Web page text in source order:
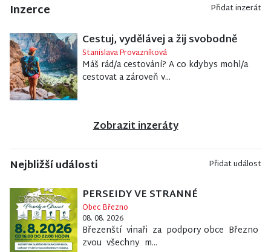
Inzerce Přidat inzerát
Cestuj, vydělávej a žij svobodně
Stanislava Provazníková
Máš rád/a cestování? A co kdybys mohl/a
cestovat a zároveň v...
Zobrazit inzeráty
Nejbližší události Přidat událost
PERSEIDY VE STRANNÉ
Obec Březno
08. 08. 2026
Březenští vinaři za podpory obce Březno
zvou všechny m...